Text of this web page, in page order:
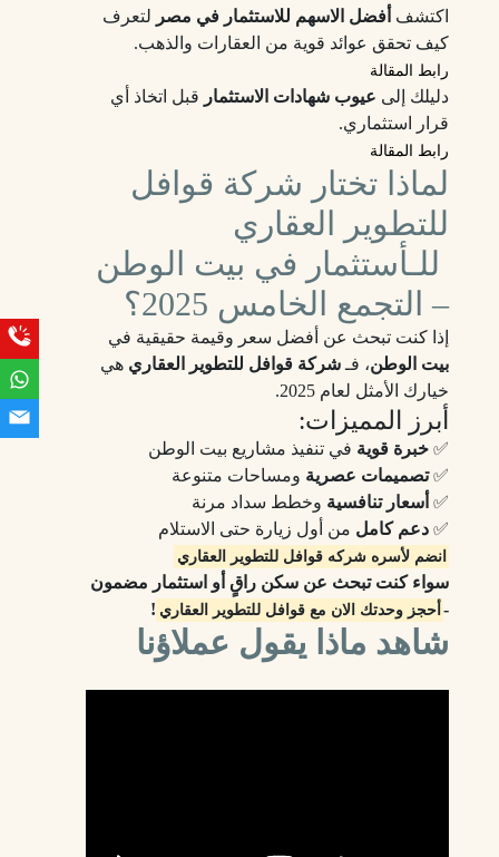
اكتشف أفضل الاسهم للاستثمار في مصر لتعرف
كيف تحقق عوائد قوية من العقارات والذهب.
رابط المقالة
دليلك إلى عيوب شهادات الاستثمار قبل اتخاذ أي
قرار استثماري.
رابط المقالة
لماذا تختار شركة قوافل
للتطوير العقاري
للـأستثمار في بيت الوطن
– التجمع الخامس 2025؟
إذا كنت تبحث عن أفضل سعر وقيمة حقيقية في
بيت الوطن، فـ شركة قوافل للتطوير العقاري هي
خيارك الأمثل لعام 2025.
أبرز المميزات:
✅ خبرة قوية في تنفيذ مشاريع بيت الوطن
✅تصميمات عصرية ومساحات متنوعة
✅ أسعار تنافسية وخطط سداد مرنة
✅ دعم كامل من أول زيارة حتى الاستلام
انضم لأسره شركه قوافل للتطوير العقاري
سواء كنت تبحث عن سكن راقٍ أو استثمار مضمون
- أحجز وحدتك الان مع قوافل للتطوير العقاري !
شاهد ماذا يقول عملاؤنا